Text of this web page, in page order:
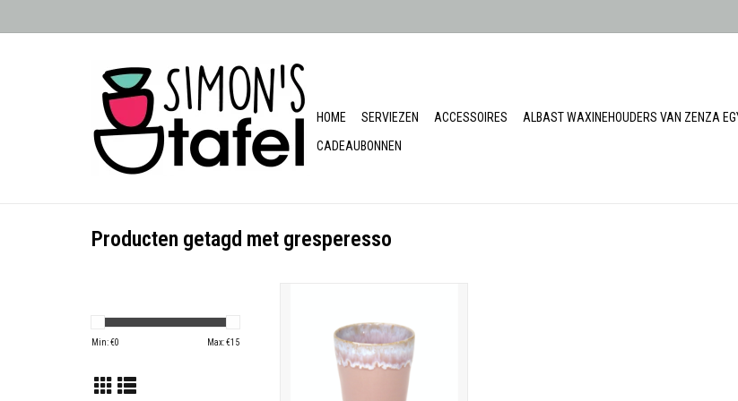
HOME SERVIEZEN ACCESSOIRES ALBAST WAXINEHOUDERS VAN ZENZA
CADEAUBONNEN
Producten getagd met gresperesso
Min: €0 Max: €15
Fijn stoneware: Oven - vaatwas -
vriezer en magnetron bestendig
TOEVOEGEN AAN WINKELWAGEN